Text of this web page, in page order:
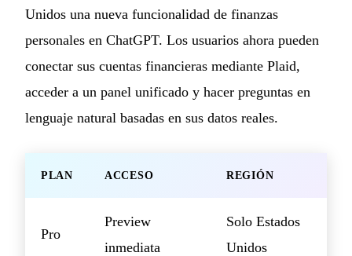
Unidos una nueva funcionalidad de finanzas
personales en ChatGPT. Los usuarios ahora pueden
conectar sus cuentas financieras mediante Plaid,
acceder a un panel unificado y hacer preguntas en
lenguaje natural basadas en sus datos reales.
PLAN ACCESO REGIÓN
Pro
Preview
inmediata
Solo Estados
Unidos